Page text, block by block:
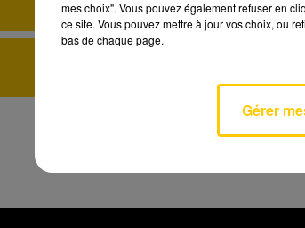
C'est A Qui Le
Tour
MYLENE
mes choix". Vous pouvez également refuser en
ce site. Vous pouvez mettre à jour vos choix, ou
bas de chaque page.
Gérer